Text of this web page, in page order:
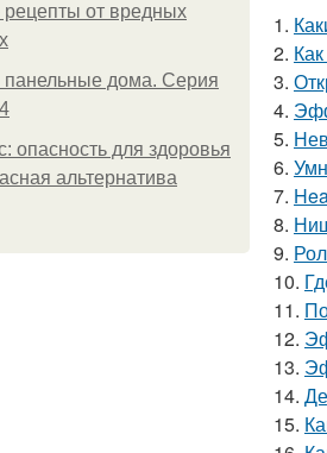
от вредных
панельные дома. Серия
опасность для здоровья
альтернатива
1.
2.
3.
4.
5.
6.
7.
8.
9.
10.
11.
12.
13.
14.
15.